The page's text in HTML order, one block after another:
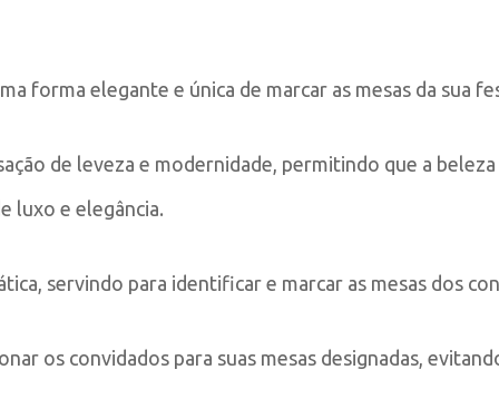
forma elegante e única de marcar as mesas da sua
de leveza e modernidade, permitindo que a
luxo e elegância.
servindo para identificar e marcar as mesas dos
os convidados para suas mesas designadas,